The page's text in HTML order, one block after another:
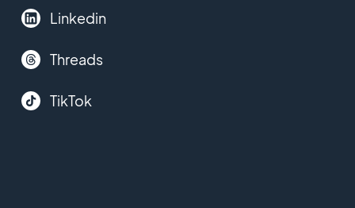
Linkedin
Threads
TikTok